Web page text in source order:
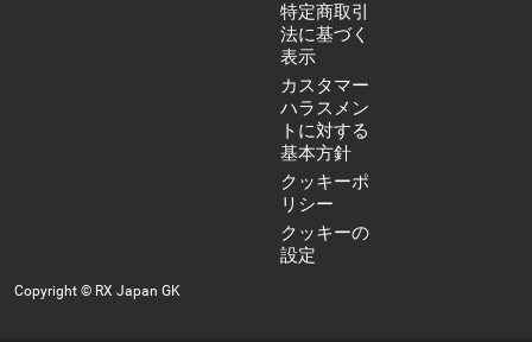
特定商取引
法に基づく
表示
カスタマー
ハラスメン
トに対する
基本方針
クッキーポ
リシー
クッキーの
設定
Copyright © RX Japan GK